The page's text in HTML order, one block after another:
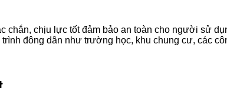
chắn, chịu lực tốt đảm bảo an toàn cho người sử
đông dân như trường học, khu chung cư, các